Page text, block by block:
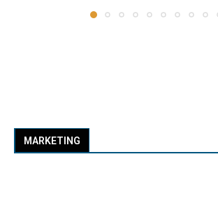
MARKETING